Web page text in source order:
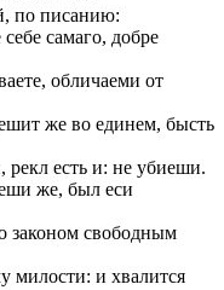
по писанию:
самаго, добрe
обличаеми от
же во единeм, бысть
есть и: не убиеши.
же, был еси
законом свободным
милости: и хвалится